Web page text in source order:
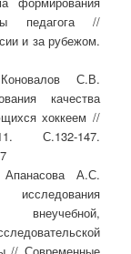
педагога //
и за рубежом.
С.В.
качества
хоккеем //
С.132-147.
А.С.